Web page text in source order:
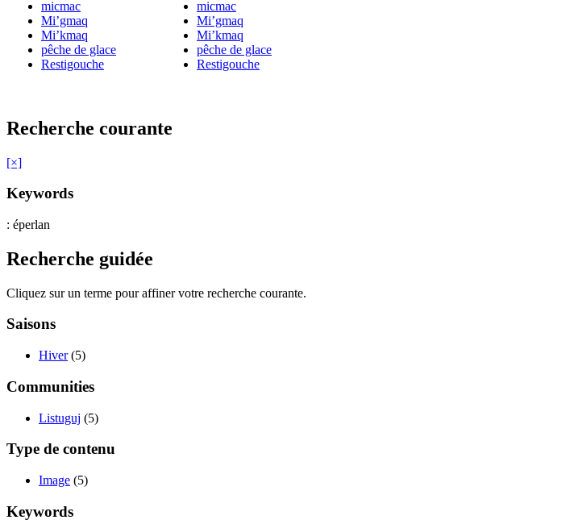
micmac
Mi’gmaq
Mi’kmaq
pêche de glace
Restigouche
micmac
Mi’gmaq
Mi’kmaq
pêche de glace
Restigouche
Recherche courante
[×]
Keywords
: éperlan
Recherche guidée
Cliquez sur un terme pour affiner votre recherche courante.
Saisons
Hiver(5)
Communities
Listuguj (5)
Type de contenu
Image (5)
Keywords